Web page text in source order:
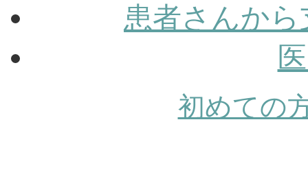
患者さんか
初めての